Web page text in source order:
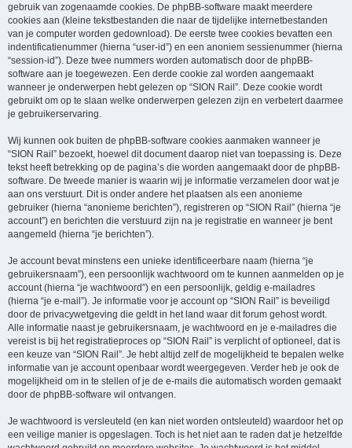
gebruik van zogenaamde cookies. De phpBB-software maakt meerdere
cookies aan (kleine tekstbestanden die naar de tijdelijke internetbestanden
van je computer worden gedownload). De eerste twee cookies bevatten een
indentificatienummer (hierna “user-id”) en een anoniem sessienummer (hierna
“session-id”). Deze twee nummers worden automatisch door de phpBB-
software aan je toegewezen. Een derde cookie zal worden aangemaakt
wanneer je onderwerpen hebt gelezen op “SION Rail”. Deze cookie wordt
gebruikt om op te slaan welke onderwerpen gelezen zijn en verbetert daarmee
je gebruikerservaring.
Wij kunnen ook buiten de phpBB-software cookies aanmaken wanneer je
“SION Rail” bezoekt, hoewel dit document daarop niet van toepassing is. Deze
tekst heeft betrekking op de pagina’s die worden aangemaakt door de phpBB-
software. De tweede manier is waarin wij je informatie verzamelen door wat je
aan ons verstuurt. Dit is onder andere het plaatsen als een anonieme
gebruiker (hierna “anonieme berichten”), registreren op “SION Rail” (hierna “je
account”) en berichten die verstuurd zijn na je registratie en wanneer je bent
aangemeld (hierna “je berichten”).
Je account bevat minstens een unieke identificeerbare naam (hierna “je
gebruikersnaam”), een persoonlijk wachtwoord om te kunnen aanmelden op je
account (hierna “je wachtwoord”) en een persoonlijk, geldig e-mailadres
(hierna “je e-mail”). Je informatie voor je account op “SION Rail” is beveiligd
door de privacywetgeving die geldt in het land waar dit forum gehost wordt.
Alle informatie naast je gebruikersnaam, je wachtwoord en je e-mailadres die
vereist is bij het registratieproces op “SION Rail” is verplicht of optioneel, dat is
een keuze van “SION Rail”. Je hebt altijd zelf de mogelijkheid te bepalen welke
informatie van je account openbaar wordt weergegeven. Verder heb je ook de
mogelijkheid om in te stellen of je de e-mails die automatisch worden gemaakt
door de phpBB-software wil ontvangen.
Je wachtwoord is versleuteld (en kan niet worden ontsleuteld) waardoor het op
een veilige manier is opgeslagen. Toch is het niet aan te raden dat je hetzelfde